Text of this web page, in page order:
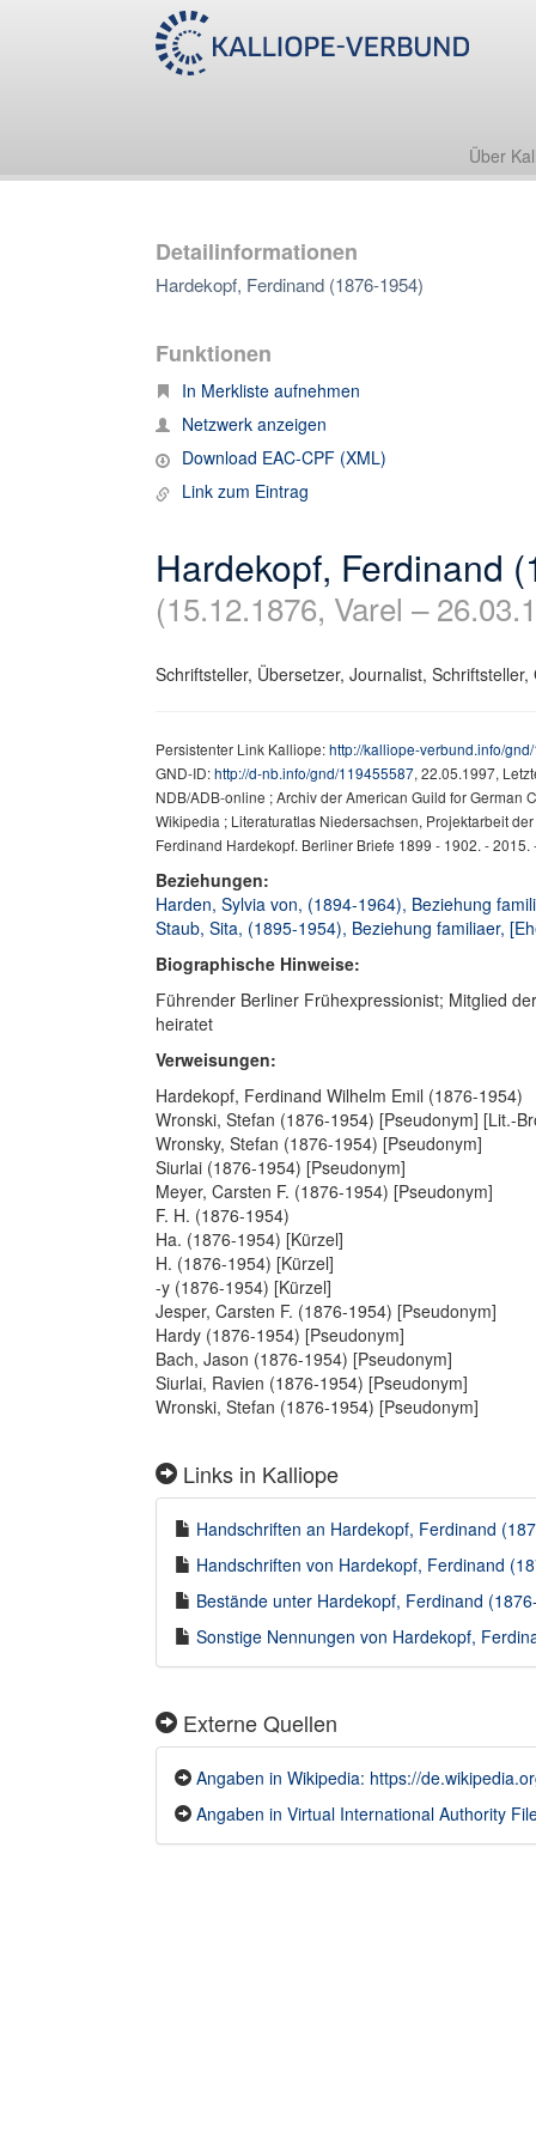
Über
Detailinformationen
Hardekopf, Ferdinand (1876-1954)
Funktionen
In Merkliste aufnehmen
Netzwerk anzeigen
Download EAC-CPF (XML)
Link zum Eintrag
Hardekopf, Ferdinand
(15.12.1876, Varel –
Schriftsteller, Übersetzer, Journalist,
Persistenter Link Kalliope:http://kalliope-verbund.info/
GND-ID:http://d-nb.info/gnd/119455587, 22.05.1997,
NDB/ADB-online ; Archiv der American Guild for German
Wikipedia ; Literaturatlas Niedersachsen, Projektarbeit
Ferdinand Hardekopf. Berliner Briefe 1899 - 1902. - 2015.
Beziehungen:
Harden, Sylvia von, (1894-1964), Beziehung
Staub, Sita, (1895-1954), Beziehung familiaer,
Biographische Hinweise:
Führender Berliner Frühexpressionist; Mitglied
heiratet
Verweisungen:
Hardekopf, Ferdinand Wilhelm Emil (1876-1954)
Wronski, Stefan (1876-1954) [Pseudonym] [Lit.-
Wronsky, Stefan (1876-1954) [Pseudonym]
Siurlai (1876-1954) [Pseudonym]
Meyer, Carsten F. (1876-1954) [Pseudonym]
F. H. (1876-1954)
Ha. (1876-1954) [Kürzel]
H. (1876-1954) [Kürzel]
-y (1876-1954) [Kürzel]
Jesper, Carsten F. (1876-1954) [Pseudonym]
Hardy (1876-1954) [Pseudonym]
Bach, Jason (1876-1954) [Pseudonym]
Siurlai, Ravien (1876-1954) [Pseudonym]
Wronski, Stefan (1876-1954) [Pseudonym]
Links in Kalliope
Handschriften an Hardekopf, Ferdinand
Handschriften von Hardekopf, Ferdinand
Bestände unter Hardekopf, Ferdinand
Sonstige Nennungen von Hardekopf,
Externe Quellen
Angaben in Wikipedia: https://
Angaben in Virtual International Authority